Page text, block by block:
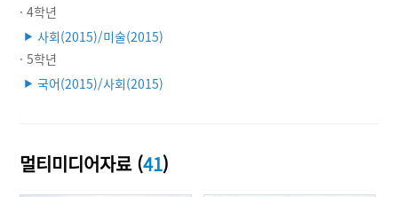
· 4학년
▶ 사회(2015)/미술(2015)
· 5학년
▶ 국어(2015)/사회(2015)
멀티미디어자료 (41)